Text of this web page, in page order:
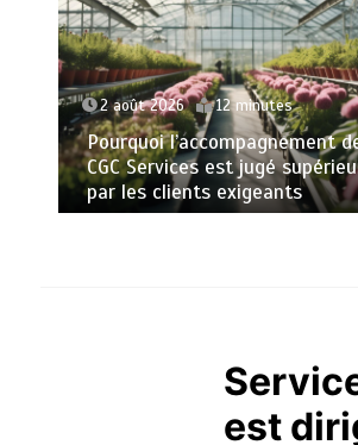
2 août 2026 12 minutes
Pourquoi l’accompagnement
CGC Services est jugé
par les clients exigeants
est